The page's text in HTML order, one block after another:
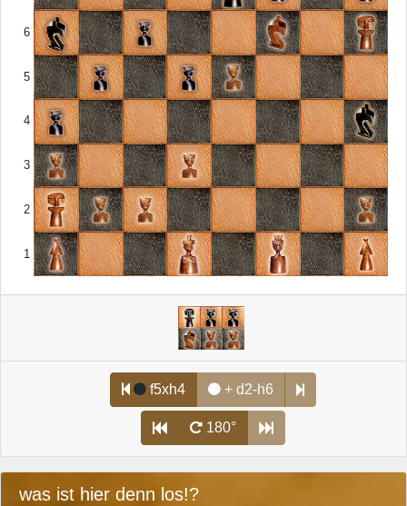
6
5
4
3
2
1
f5xh4 + d2-h6
180°
was ist hier denn los!?